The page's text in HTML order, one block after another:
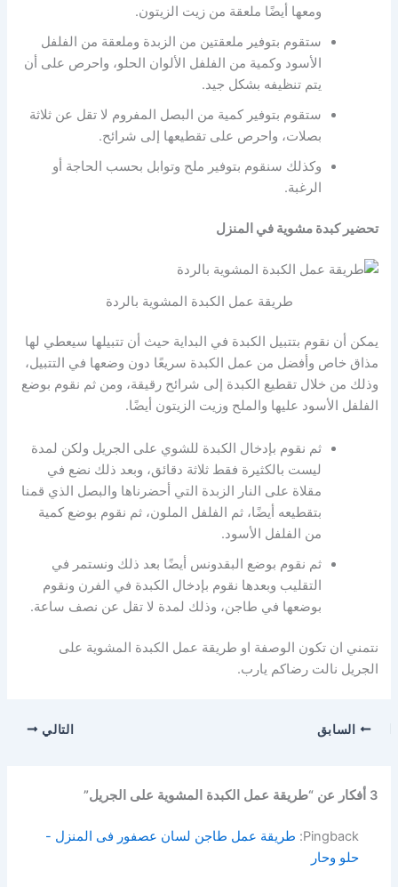
ومعها أيضًا ملعقة من زيت الزيتون.
ستقوم بتوفير ملعقتين من الزبدة وملعقة من الفلفل
الأسود وكمية من الفلفل الألوان الحلو، واحرص على أن
يتم تنظيفه بشكل جيد.
ستقوم بتوفير كمية من البصل المفروم لا تقل عن ثلاثة
بصلات، واحرص على تقطيعها إلى شرائح.
وكذلك سنقوم بتوفير ملح وتوابل بحسب الحاجة أو
الرغبة.
تحضير كبدة مشوية في المنزل
طريقة عمل الكبدة المشوية بالردة
يمكن أن نقوم بتتبيل الكبدة في البداية حيث أن تتبيلها سيعطي لها
مذاق خاص وأفضل من عمل الكبدة سريعًا دون وضعها في التتبيل،
وذلك من خلال تقطيع الكبدة إلى شرائح رقيقة، ومن ثم نقوم بوضع
الفلفل الأسود عليها والملح وزيت الزيتون أيضًا.
ثم نقوم بإدخال الكبدة للشوي على الجريل ولكن لمدة
ليست بالكثيرة فقط ثلاثة دقائق، وبعد ذلك نضع في
مقلاة على النار الزبدة التي أحضرناها والبصل الذي قمنا
بتقطيعه أيضًا، ثم الفلفل الملون، ثم نقوم بوضع كمية
من الفلفل الأسود.
ثم نقوم بوضع البقدونس أيضًا بعد ذلك ونستمر في
التقليب وبعدها نقوم بإدخال الكبدة في الفرن ونقوم
بوضعها في طاجن، وذلك لمدة لا تقل عن نصف ساعة.
نتمني ان تكون الوصفة او طريقة عمل الكبدة المشوية على
الجريل نالت رضاكم يارب.
السابق التالي
3 أفكار عن “طريقة عمل الكبدة المشوية على الجريل”
Pingback: طريقة عمل طاجن لسان عصفور فى المنزل -
حلو وحار